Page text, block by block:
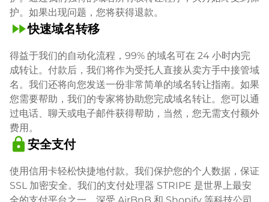
护。如果出现问题，您将获得退款。
fast_forward快速域名转移
得益于我们的自动化流程，99% 的域名可在 24 小时内完
成转让。付款后，我们将作为受托人直接从卖方手中接管域
名。我们还将向您发送一份非常简单的域名转让指南。如果
您需要帮助，我们的专家将协助您完成域名转让。您可以通
过电话、聊天或电子邮件获得帮助，当然，您无需支付额外
费用。
lock安全支付
使用信用卡轻松快捷地付款。我们保护您的个人数据，保证
SSL 加密安全。我们的支付处理器 STRIPE 是世界上最安